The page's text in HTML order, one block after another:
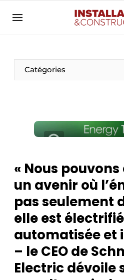
Contact
Contact direct
EntreprisesMerci de
Meest gelezen
Newsletter
Podcasts
Privacy / Cookie
S’inscrire à l’événement
S’inscrire
Termes et conditions
Catégories
Électricité
Smart homes
« Nous
un avenir où
pas seulement
elle est
automatisée et
– le CEO de
Electric dévoile